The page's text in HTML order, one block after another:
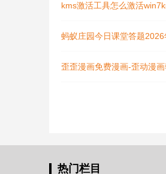
kms激活工具怎么激活
蚂蚁庄园今日课堂答题2026
歪歪漫画免费漫画-歪动漫
热门栏目